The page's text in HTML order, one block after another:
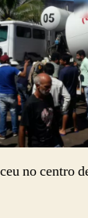
no centro